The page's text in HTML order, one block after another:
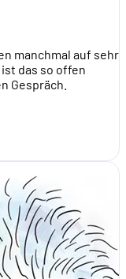
manchmal auf sehr
das so offen
Gespräch.